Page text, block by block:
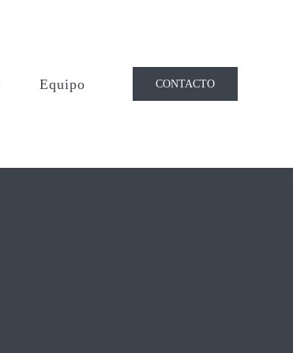
Equipo CONTACTO